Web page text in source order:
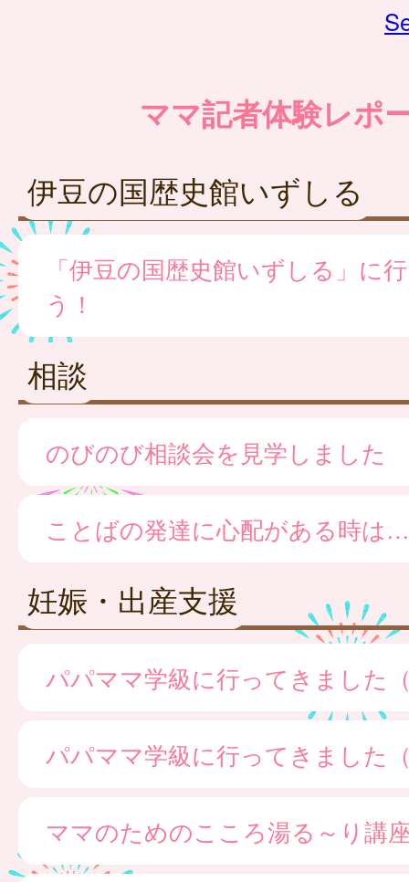
ママ記者体験レポ
伊豆の国歴史館いずしる
「伊豆の国歴史館いずしる」に
う！
相談
のびのび相談会を見学しました
ことばの発達に心配がある時
妊娠・出産支援
パパママ学級に行ってきました
パパママ学級に行ってきました
ママのためのこころ湯る～り講